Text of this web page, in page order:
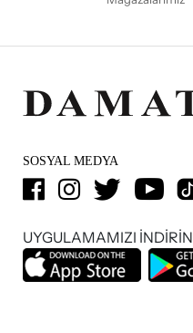
SOSYAL MEDYA
UYGULAMAMIZI İNDİRİN